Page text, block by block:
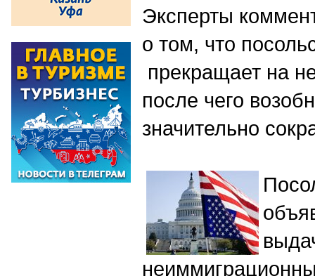
Эксперты
о том, что
прекращает на
после чего
значительно